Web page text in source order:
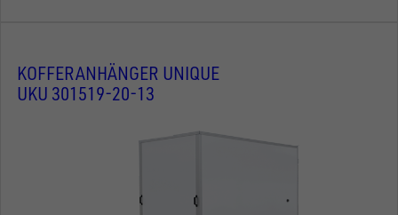
KOFFERANHÄNGER UNIQUE
UKU 301519-20-13